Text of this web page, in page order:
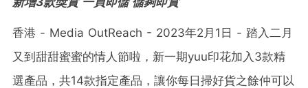
香港 - Media OutReach - 2023年2月1日 - 踏入二月
又到甜甜蜜蜜的情人節啦，新一期yuu印花加入3款精
選產品，共14款指定產品，讓你每日掃好貨之餘仲可以